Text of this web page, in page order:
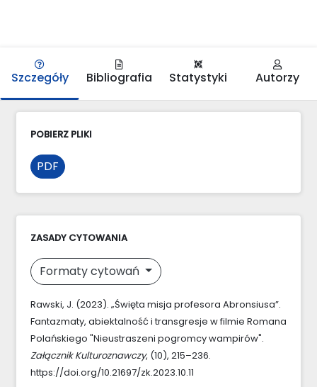
Szczegóły Bibliografia Statystyki Autorzy
POBIERZ PLIKI
PDF
ZASADY CYTOWANIA
Formaty cytowań
Rawski, J. (2023). „Święta misja profesora Abronsiusa”.
Fantazmaty, abiektalność i transgresje w filmie Romana
Polańskiego "Nieustraszeni pogromcy wampirów".
Załącznik Kulturoznawczy, (10), 215–236.
https://doi.org/10.21697/zk.2023.10.11